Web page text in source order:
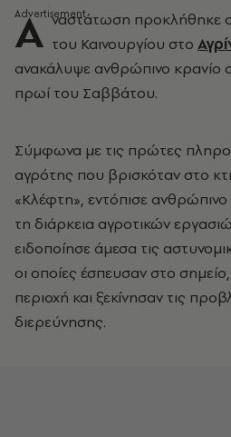
Α ναστάτωση προκλήθηκε
του Καινουργίου στο
ανακάλυψε ανθρώπινο κρανίο
πρωί του Σαββάτου.
Σύμφωνα με τις πρώτες
αγρότης που βρισκόταν στο
«Κλέφτη», εντόπισε
τη διάρκεια αγροτικών
ειδοποίησε άμεσα τις
οι οποίες έσπευσαν στο
περιοχή και ξεκίνησαν τις
διερεύνησης.